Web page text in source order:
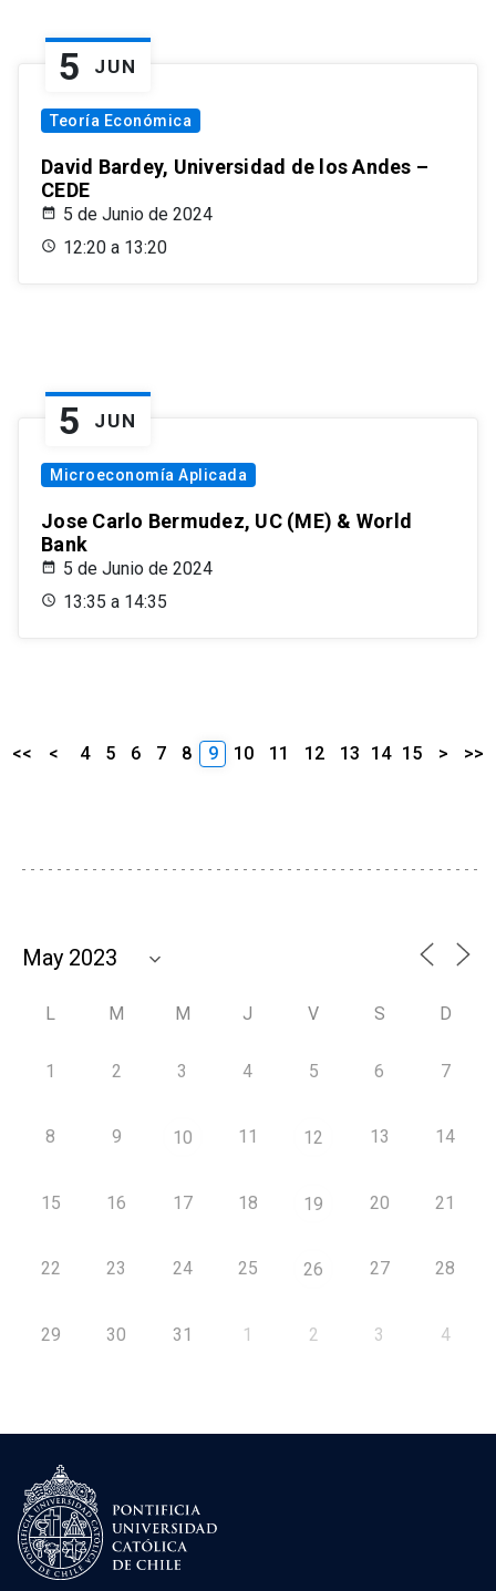
5 JUN
Teoría Económica
David Bardey, Universidad de los Andes –
CEDE
5 de Junio de 2024
12:20 a 13:20
5 JUN
Microeconomía Aplicada
Jose Carlo Bermudez, UC (ME) & World
Bank
5 de Junio de 2024
13:35 a 14:35
<< < 4 5 6 7 8 9 10 11 12 13 14 15 > >>
L M M J V S D
1 2 3 4 5 6 7
8 9 10 11 12 13 14
15 16 17 18 19 20 21
22 23 24 25 26 27 28
29 30 31 1 2 3 4